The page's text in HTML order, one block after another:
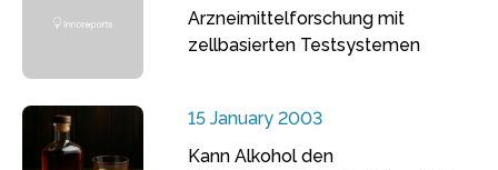
Arzneimittelforschung mit
zellbasierten Testsystemen
15 January 2003
Kann Alkohol den